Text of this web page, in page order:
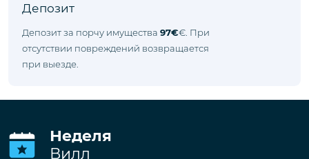
Депозит
Депозит за порчу имущества 97€€. При
отсутствии повреждений возвращается
при выезде.
Неделя
Вилл